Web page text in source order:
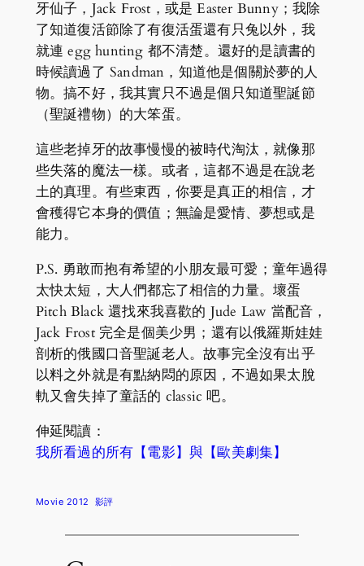
牙仙子，Jack Frost，或是 Easter Bunny；我除
了知道復活節除了有復活蛋還有只兔以外，我
就連 egg hunting 都不清楚。還好的是讀書的
時候讀過了 Sandman，知道他是個關於夢的人
物。搞不好，我其實只不過是個只知道聖誕節
（聖誕禮物）的大笨蛋。
這些老掉牙的故事慢慢的被時代淘汰，就像那
些失落的魔法一樣。或者，這都不過是在說老
土的真理。有些東西，你要是真正的相信，才
會穫得它本身的價值；無論是愛情、夢想或是
能力。
P.S. 勇敢而抱有希望的小朋友最可愛；童年過得
太快太短，大人們都忘了相信的力量。壞蛋
Pitch Black 還找來我喜歡的 Jude Law 當配音，
Jack Frost 完全是個美少男；還有以俄羅斯娃娃
剖析的俄國口音聖誕老人。故事完全沒有出乎
以料之外就是有點納悶的原因，不過如果太脫
軌又會失掉了童話的 classic 吧。
伸延閱讀：
我所看過的所有【電影】與【歐美劇集】
Movie 2012 影評